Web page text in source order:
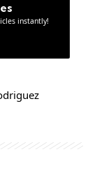
instantly!